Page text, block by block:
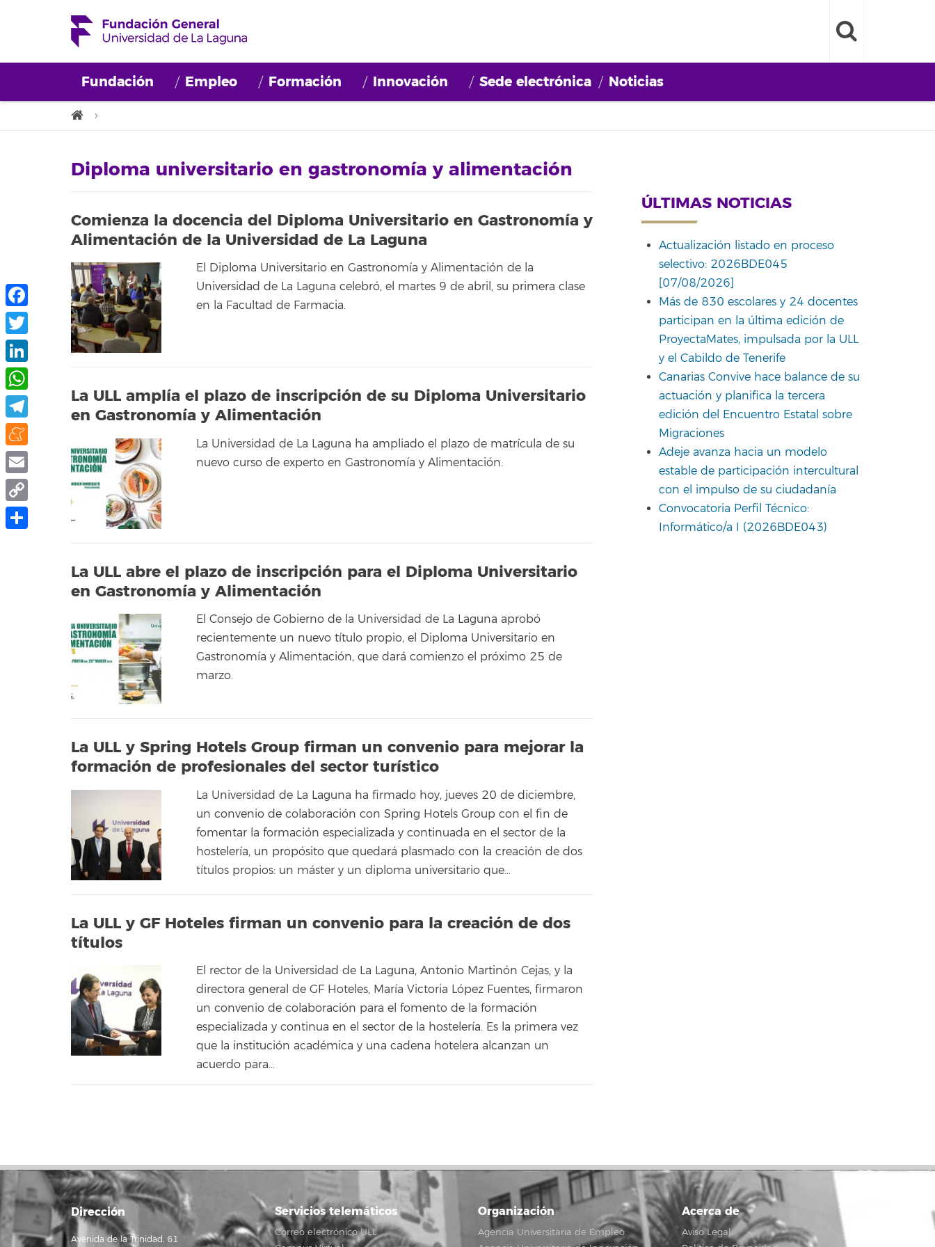
Fundación Empleo Formación Innovación Sede electrónica Noticias
Diploma universitario en gastronomía y alimentación
Comienza la docencia del Diploma Universitario en Gastronomía y
Alimentación de la Universidad de La Laguna
El Diploma Universitario en Gastronomía y Alimentación de la
Universidad de La Laguna celebró, el martes 9 de abril, su primera clase
en la Facultad de Farmacia.
La ULL amplía el plazo de inscripción de su Diploma Universitario
en Gastronomía y Alimentación
La Universidad de La Laguna ha ampliado el plazo de matrícula de su
nuevo curso de experto en Gastronomía y Alimentación.
La ULL abre el plazo de inscripción para el Diploma Universitario
en Gastronomía y Alimentación
El Consejo de Gobierno de la Universidad de La Laguna aprobó
recientemente un nuevo título propio, el Diploma Universitario en
Gastronomía y Alimentación, que dará comienzo el próximo 25 de
marzo.
La ULL y Spring Hotels Group firman un convenio para mejorar la
formación de profesionales del sector turístico
La Universidad de La Laguna ha firmado hoy, jueves 20 de diciembre,
un convenio de colaboración con Spring Hotels Group con el fin de
fomentar la formación especializada y continuada en el sector de la
hostelería, un propósito que quedará plasmado con la creación de dos
títulos propios: un máster y un diploma universitario que…
La ULL y GF Hoteles firman un convenio para la creación de dos
títulos
El rector de la Universidad de La Laguna, Antonio Martinón Cejas, y la
directora general de GF Hoteles, María Victoria López Fuentes, firmaron
un convenio de colaboración para el fomento de la formación
especializada y continua en el sector de la hostelería. Es la primera vez
que la institución académica y una cadena hotelera alcanzan un
acuerdo para…
ÚLTIMAS NOTICIAS
Actualización listado en proceso
selectivo: 2026BDE045
[07/08/2026]
Más de 830 escolares y 24 docentes
participan en la última edición de
ProyectaMates, impulsada por la ULL
y el Cabildo de Tenerife
Canarias Convive hace balance de su
actuación y planifica la tercera
edición del Encuentro Estatal sobre
Migraciones
Adeje avanza hacia un modelo
estable de participación intercultural
con el impulso de su ciudadanía
Convocatoria Perfil Técnico:
Informático/a I (2026BDE043)
Dirección
Avenida de la Trinidad, 61
Servicios telemáticos
Correo electrónico ULL
Organización
Agencia Universitaria de Empleo
Acerca de
Aviso Legal
Facebook
Twitter
LinkedIn
WhatsApp
Telegram
Meneame
Email
Copy